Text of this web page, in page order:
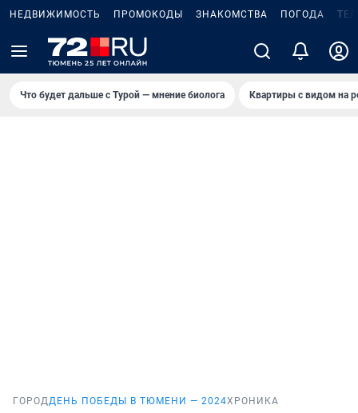
НЕДВИЖИМОСТЬ ПРОМОКОДЫ ЗНАКОМСТВА ПОГОДА
Что будет дальше с Турой — мнение биолога Квартиры с видом на
ГОРОДДЕНЬ ПОБЕДЫ В ТЮМЕНИ — 2024ХРОНИКА